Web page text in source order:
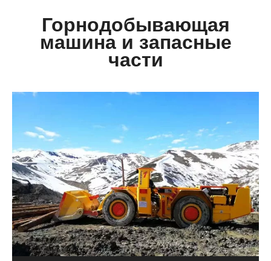
Горнодобывающая
машина и запасные
части